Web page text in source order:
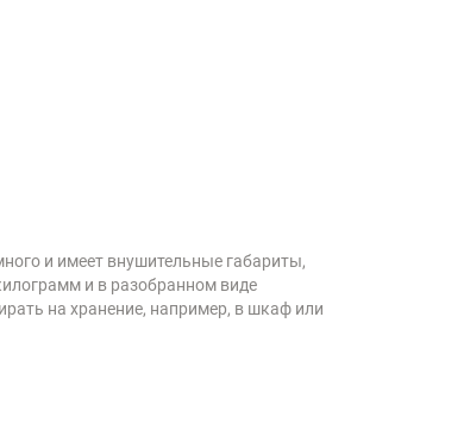
и имеет внушительные габариты,
и в разобранном виде
на хранение, например, в шкаф или